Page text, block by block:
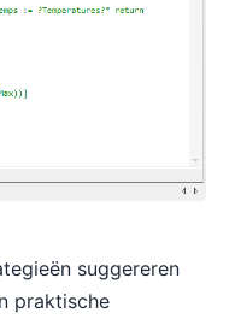
suggereren
praktische